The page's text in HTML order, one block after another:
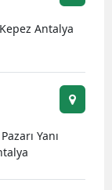
Antalya
Yanı